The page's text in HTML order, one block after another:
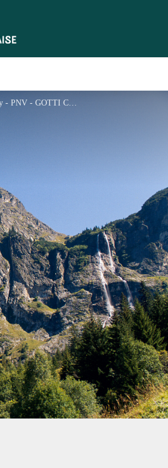
La pointe et les cascades de la Vuzelle - Commune du Planay - PNV - GOTTI Christophe